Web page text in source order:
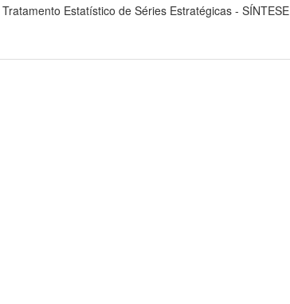
Estatístico de Séries Estratégicas - SÍNTESE